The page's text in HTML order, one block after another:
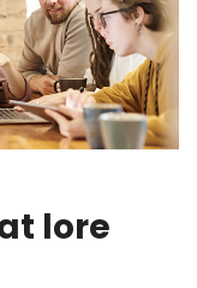
lore